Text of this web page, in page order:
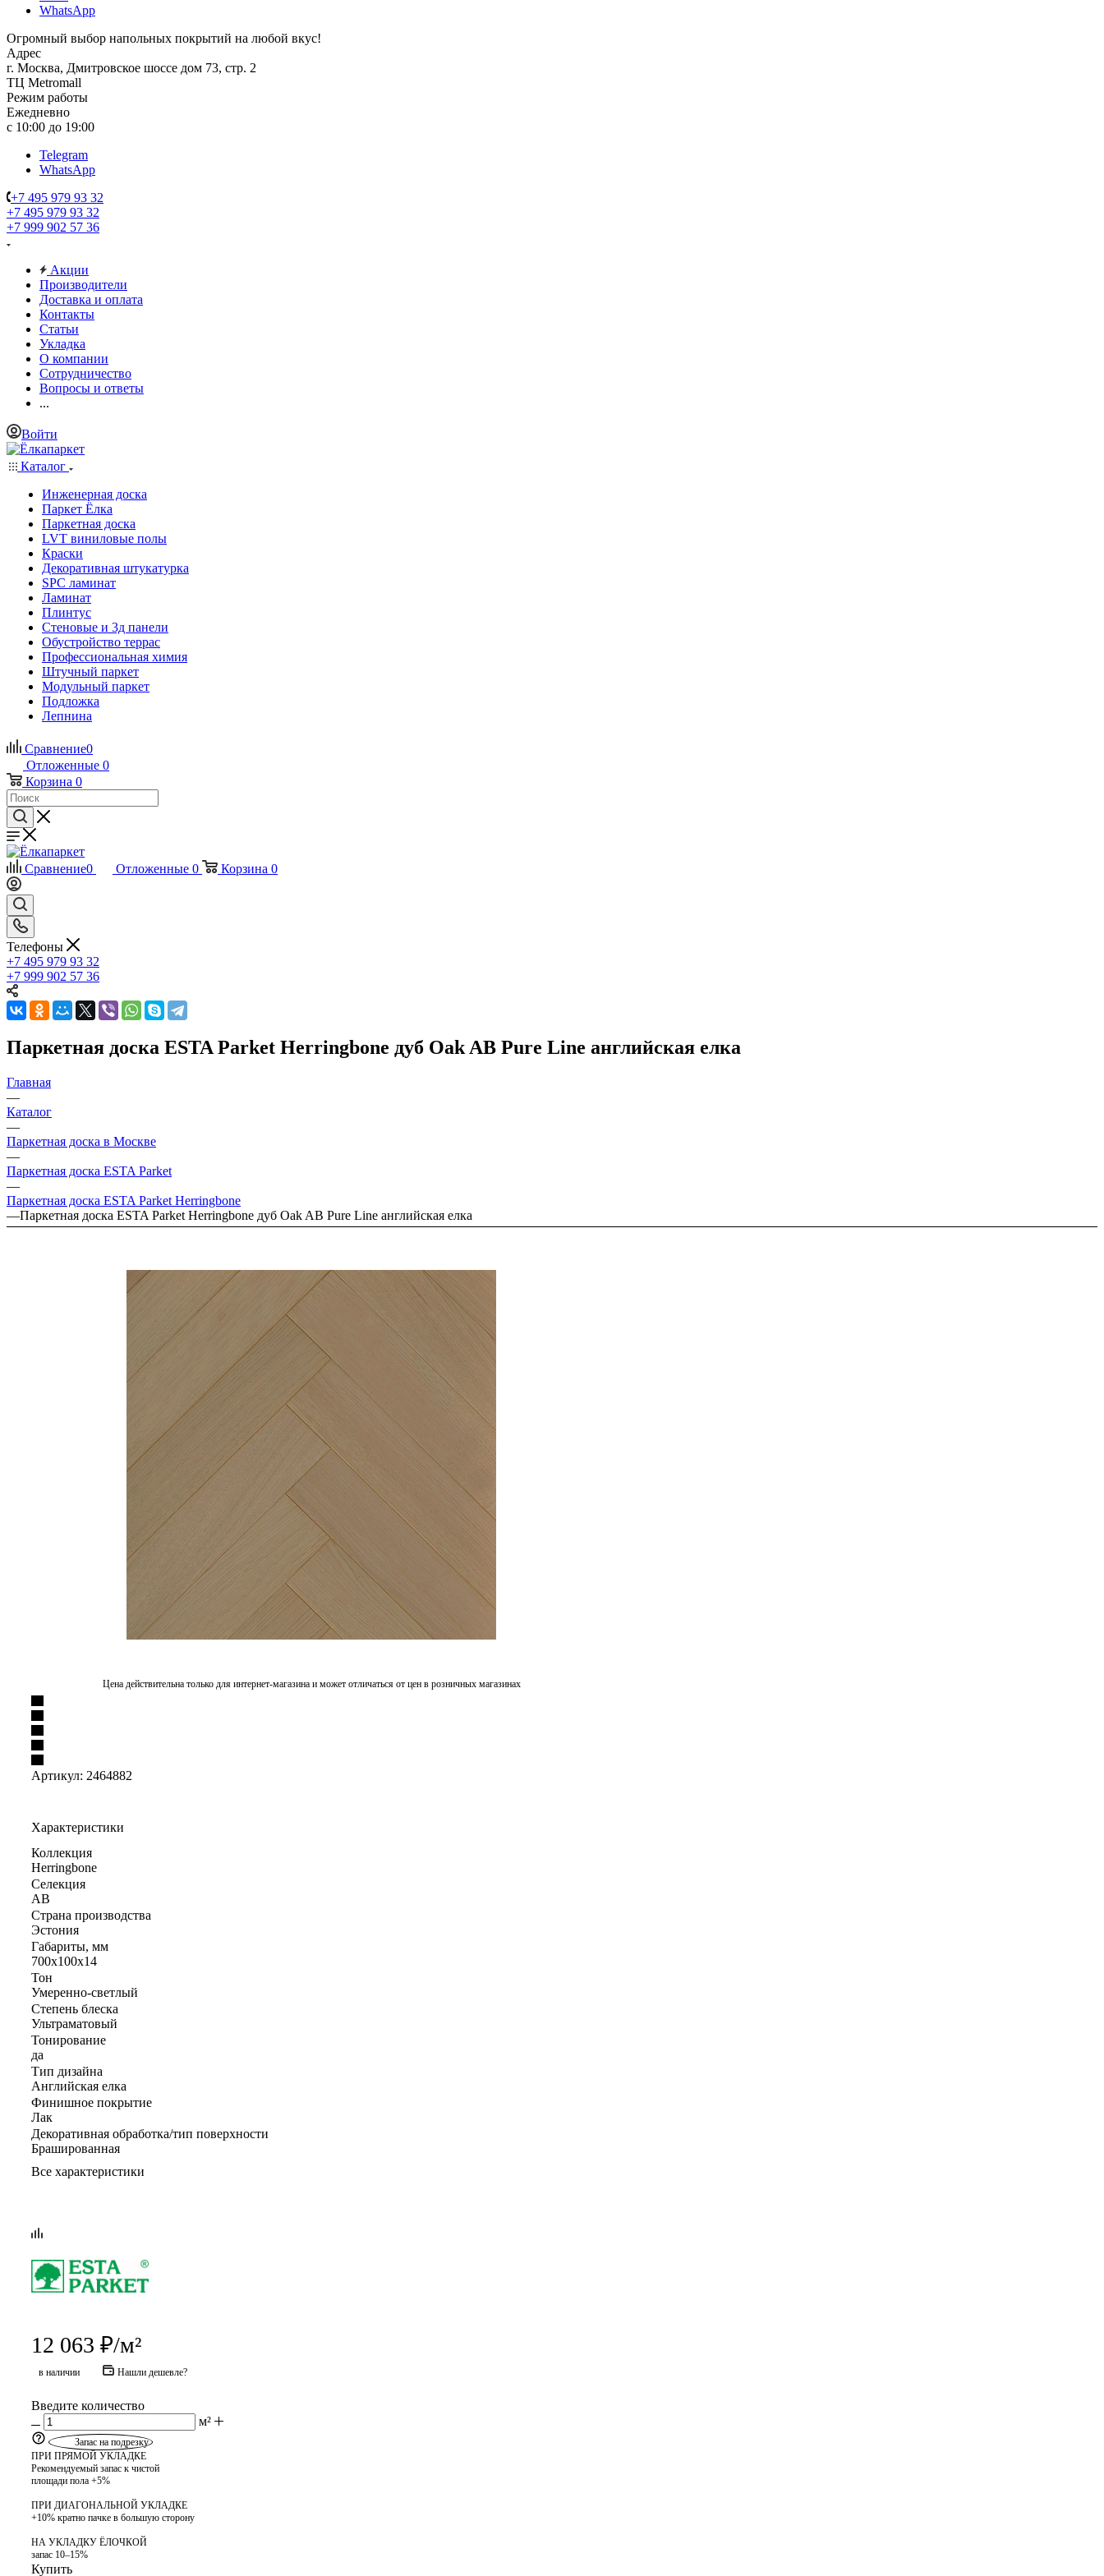
WhatsApp
Огромный выбор напольных покрытий на любой вкус!
Адрес
г. Москва, Дмитровское шоссе дом 73, стр. 2
ТЦ Metromall
Режим работы
Ежедневно
с 10:00 до 19:00
Telegram
WhatsApp
+7 495 979 93 32
+7 495 979 93 32
+7 999 902 57 36
Акции
Производители
Доставка и оплата
Контакты
Статьи
Укладка
О компании
Сотрудничество
Вопросы и ответы
...
Войти
Каталог
Инженерная доска
Паркет Ёлка
Паркетная доска
LVT виниловые полы
Краски
Декоративная штукатурка
SPC ламинат
Ламинат
Плинтус
Стеновые и 3д панели
Обустройство террас
Профессиональная химия
Штучный паркет
Модульный паркет
Подложка
Лепнина
Сравнение0
Отложенные 0
Корзина 0
Сравнение0 Отложенные 0 Корзина 0
Телефоны
+7 495 979 93 32
+7 999 902 57 36
Паркетная доска ESTA Parket Herringbone дуб Oak AB Pure Line английская елка
Главная
—
Каталог
—
Паркетная доска в Москве
—
Паркетная доска ESTA Parket
—
Паркетная доска ESTA Parket Herringbone
—Паркетная доска ESTA Parket Herringbone дуб Oak AB Pure Line английская елка
Цена действительна только для интернет-магазина и может отличаться от цен в розничных магазинах
Артикул: 2464882
Характеристики
Коллекция
Herringbone
Селекция
AB
Страна производства
Эстония
Габариты, мм
700x100x14
Тон
Умеренно-светлый
Степень блеска
Ультраматовый
Тонирование
да
Тип дизайна
Английская елка
Финишное покрытие
Лак
Декоративная обработка/тип поверхности
Брашированная
Все характеристики
12 063 ₽/м²
в наличии Нашли дешевле?
Введите количество
м²
Запас на подрезку
ПРИ ПРЯМОЙ УКЛАДКЕ
Рекомендуемый запас к чистой
площади пола +5%
ПРИ ДИАГОНАЛЬНОЙ УКЛАДКЕ
+10% кратно пачке в большую сторону
НА УКЛАДКУ ЁЛОЧКОЙ
запас 10–15%
Купить